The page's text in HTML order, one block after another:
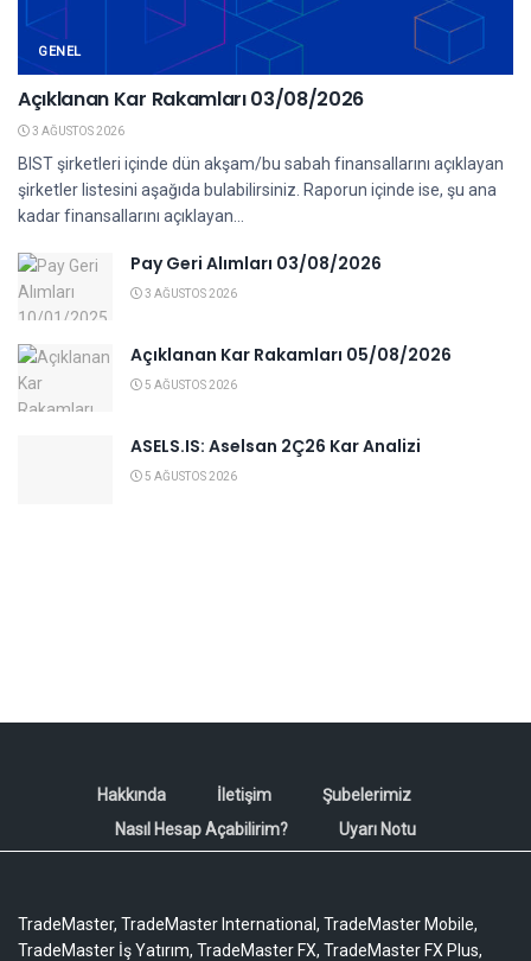
GENEL
Açıklanan Kar Rakamları 03/08/2026
3 AĞUSTOS 2026
BIST şirketleri içinde dün akşam/bu sabah finansallarını açıklayan
şirketler listesini aşağıda bulabilirsiniz. Raporun içinde ise, şu ana
kadar finansallarını açıklayan...
Pay Geri Alımları 03/08/2026
3 AĞUSTOS 2026
Açıklanan Kar Rakamları 05/08/2026
5 AĞUSTOS 2026
ASELS.IS: Aselsan 2Ç26 Kar Analizi
5 AĞUSTOS 2026
Hakkında İletişim
Şubelerimiz
Nasıl Hesap Açabilirim?
Uyarı Notu
TradeMaster, TradeMaster International, TradeMaster Mobile,
TradeMaster İş Yatırım, TradeMaster FX, TradeMaster FX Plus,